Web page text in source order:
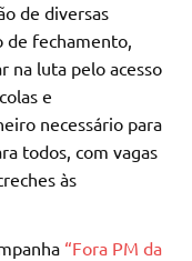
de diversas
de fechamento,
na luta pelo acesso
e
necessário para
todos, com vagas
às
“Fora PM da